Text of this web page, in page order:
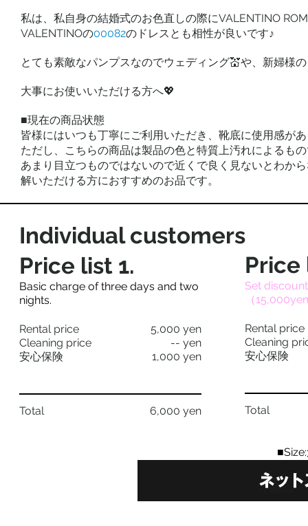
私は、私自身の結婚式のお色直しの際にVALENTINO
VALENTINOの00082のドレスとも相性が良いです♪
とても素敵なパンプスなのでウェディング💒や、新婦様
大事にお使いいただける方へ💖
■現在の商品状態
皆様にはいつも丁寧にご利用いただき、靴底に使用感が
ただし、こちらの商品は製品の色と特質上汚れによるも
あまり目立つものではないので近くで良く見ないとわか
解いただける方におすすめのお品です。
Individual customers
Price list 1​.
​Basic charge of three days and two
nights. ​
5,000 yen
-- yen
1,000 yen
Rental price
Cleaning price
安心保険
Total 6,000 yen
Set
（
Rental price
Cleaning
安心保険
Total